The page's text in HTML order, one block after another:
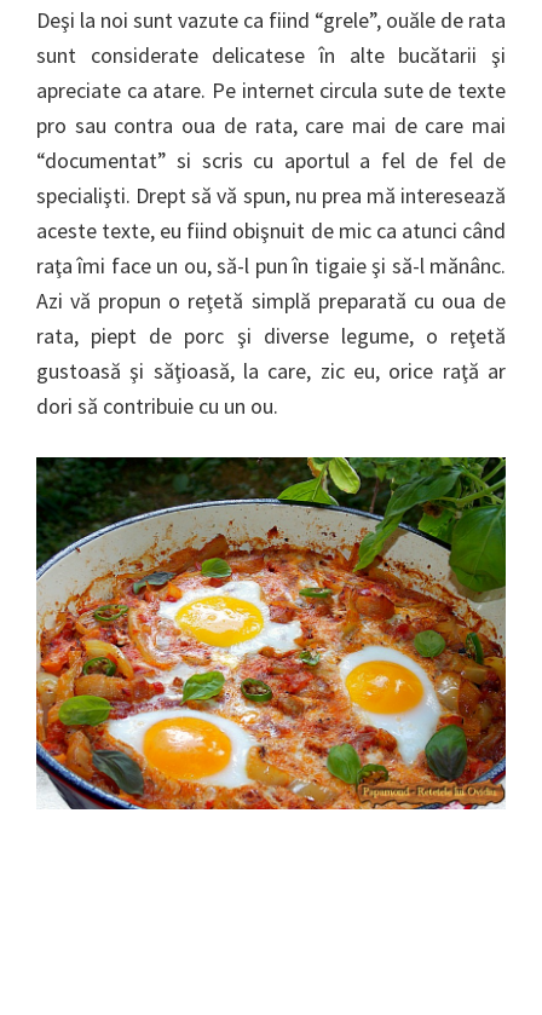
Deşi la noi sunt vazute ca fiind “grele”, ouăle de rata
sunt considerate delicatese în alte bucătarii şi
apreciate ca atare. Pe internet circula sute de texte
pro sau contra oua de rata, care mai de care mai
“documentat” si scris cu aportul a fel de fel de
specialişti. Drept să vă spun, nu prea mă interesează
aceste texte, eu fiind obişnuit de mic ca atunci când
raţa îmi face un ou, să-l pun în tigaie şi să-l mănânc.
Azi vă propun o reţetă simplă preparată cu oua de
rata, piept de porc şi diverse legume, o reţetă
gustoasă şi săţioasă, la care, zic eu, orice raţă ar
dori să contribuie cu un ou.